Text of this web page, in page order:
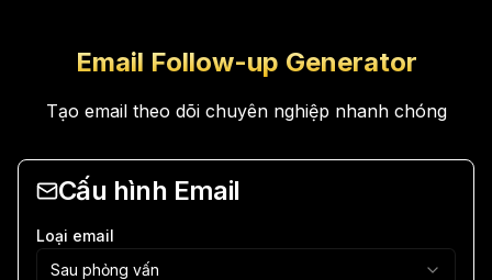
Email Follow-up Generator
Tạo email theo dõi chuyên nghiệp nhanh chóng
Cấu hình Email
Loại email
Sau phỏng vấn